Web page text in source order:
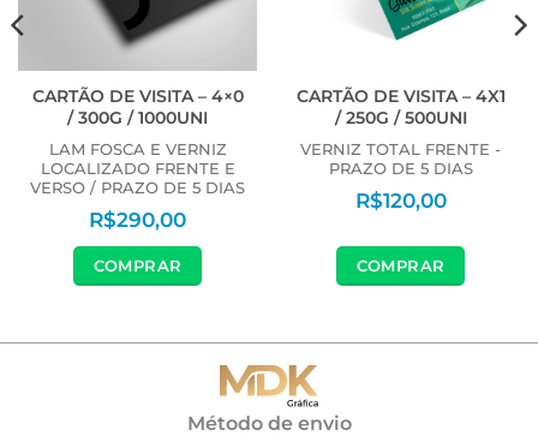
CARTÃO DE VISITA – 4×0
/ 300G / 1000UNI
LAM FOSCA E VERNIZ
LOCALIZADO FRENTE E
VERSO / PRAZO DE 5 DIAS
R$290,00
COMPRAR
CARTÃO DE VISITA – 4X1
/ 250G / 500UNI
VERNIZ TOTAL FRENTE -
PRAZO DE 5 DIAS
R$120,00
COMPRAR
Método de envio